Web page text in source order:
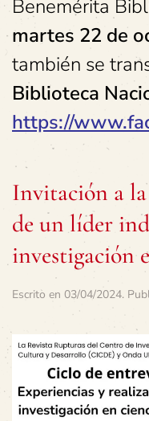
Benemérita
martes 22 de
también se
Biblioteca
https://
Invitación a la
de un líder
investigación
Escrito en 03/04/2024.